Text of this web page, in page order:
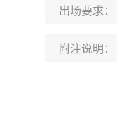
出场要求：
附注说明：